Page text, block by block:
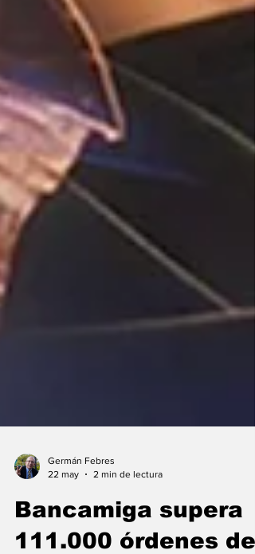
2 min de lectura
Bancamiga supera